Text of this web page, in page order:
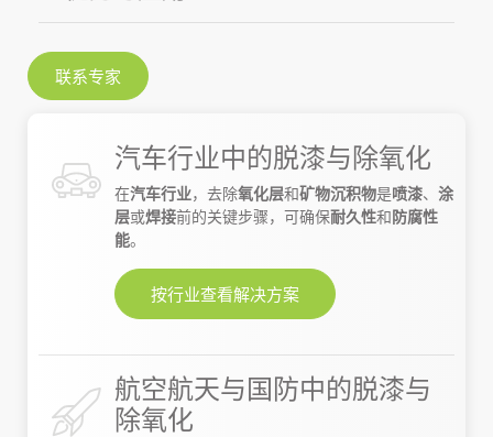
联系专家
汽车行业中的脱漆与除氧化
在汽车行业，去除氧化层和矿物沉积物是喷漆、 涂
层或焊接前的关键步骤，可确保耐久性和防腐性
能。
按行业查看解决方案
航空航天与国防中的脱漆与
除氧化